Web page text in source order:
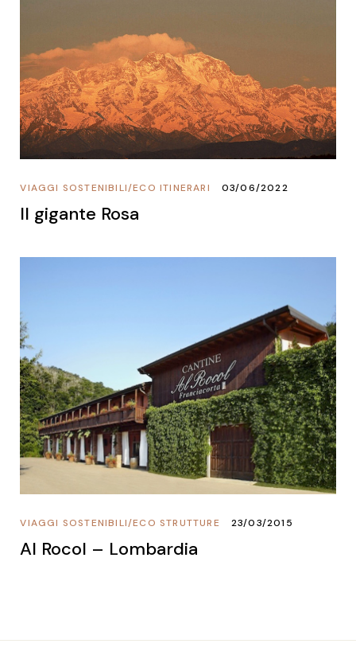
ECO ITINERARI
/
VIAGGI SOSTENIBILI 03/06/2022
Il gigante Rosa
ECO STRUTTURE
/
VIAGGI SOSTENIBILI 23/03/2015
Al Rocol – Lombardia